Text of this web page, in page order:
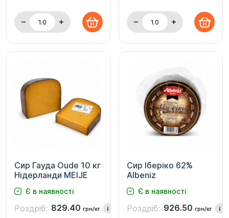
Сир Гауда Oude 10 кг
Нідерланди MEIJE
Є в наявності
Роздріб: 829.40 грн/кг i
Сир Іберіко 62%
Albeniz
Є в наявності
Роздріб: 926.50 грн/кг i